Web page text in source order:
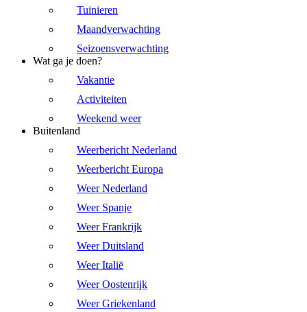
Tuinieren
Maandverwachting
Seizoensverwachting
Wat ga je doen?
Vakantie
Activiteiten
Weekend weer
Buitenland
Weerbericht Nederland
Weerbericht Europa
Weer Nederland
Weer Spanje
Weer Frankrijk
Weer Duitsland
Weer Italië
Weer Oostenrijk
Weer Griekenland